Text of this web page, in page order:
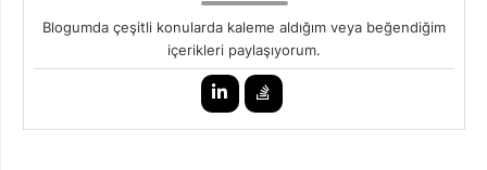
Blogumda çeşitli konularda kaleme aldığım veya beğendiğim
içerikleri paylaşıyorum.